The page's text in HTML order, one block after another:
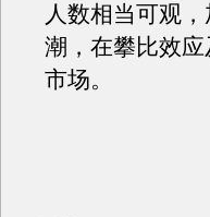
人数相当可观
潮，在攀比效
市场。